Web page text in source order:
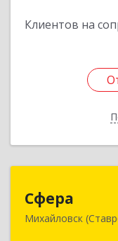
Клиентов на
Сфера
Михайловск
356240,